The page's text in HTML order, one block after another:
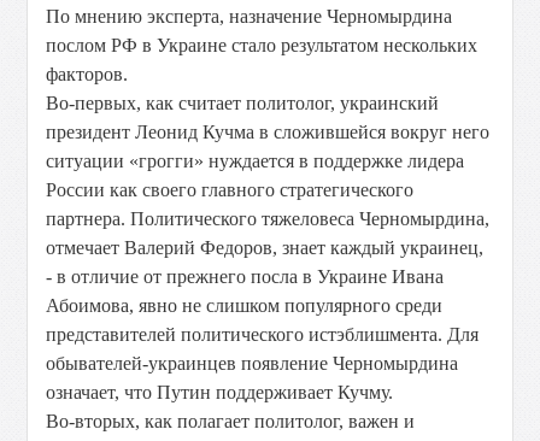
По мнению эксперта, назначение Черномырдина
послом РФ в Украине стало результатом нескольких
факторов.
Во-первых, как считает политолог, украинский
президент Леонид Кучма в сложившейся вокруг него
ситуации «грогги» нуждается в поддержке лидера
России как своего главного стратегического
партнера. Политического тяжеловеса Черномырдина,
отмечает Валерий Федоров, знает каждый украинец,
- в отличие от прежнего посла в Украине Ивана
Абоимова, явно не слишком популярного среди
представителей политического истэблишмента. Для
обывателей-украинцев появление Черномырдина
означает, что Путин поддерживает Кучму.
Во-вторых, как полагает политолог, важен и